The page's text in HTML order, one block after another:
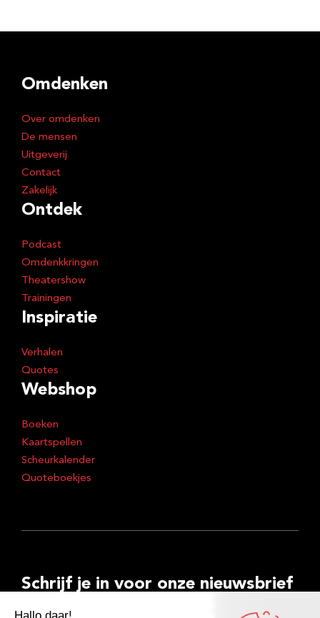
Omdenken
Over omdenken
De mensen
Uitgeverij
Contact
Zakelijk
Ontdek
Podcast
Omdenkkringen
Theatershow
Trainingen
Inspiratie
Verhalen
Quotes
Webshop
Boeken
Kaartspellen
Scheurkalender
Quoteboekjes
Schrijf je in voor onze nieuwsbrief